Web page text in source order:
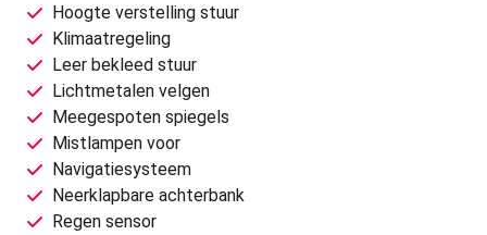
Hoogte verstelling stuur
Klimaatregeling
Leer bekleed stuur
Lichtmetalen velgen
Meegespoten spiegels
Mistlampen voor
Navigatiesysteem
Neerklapbare achterbank
Regen sensor